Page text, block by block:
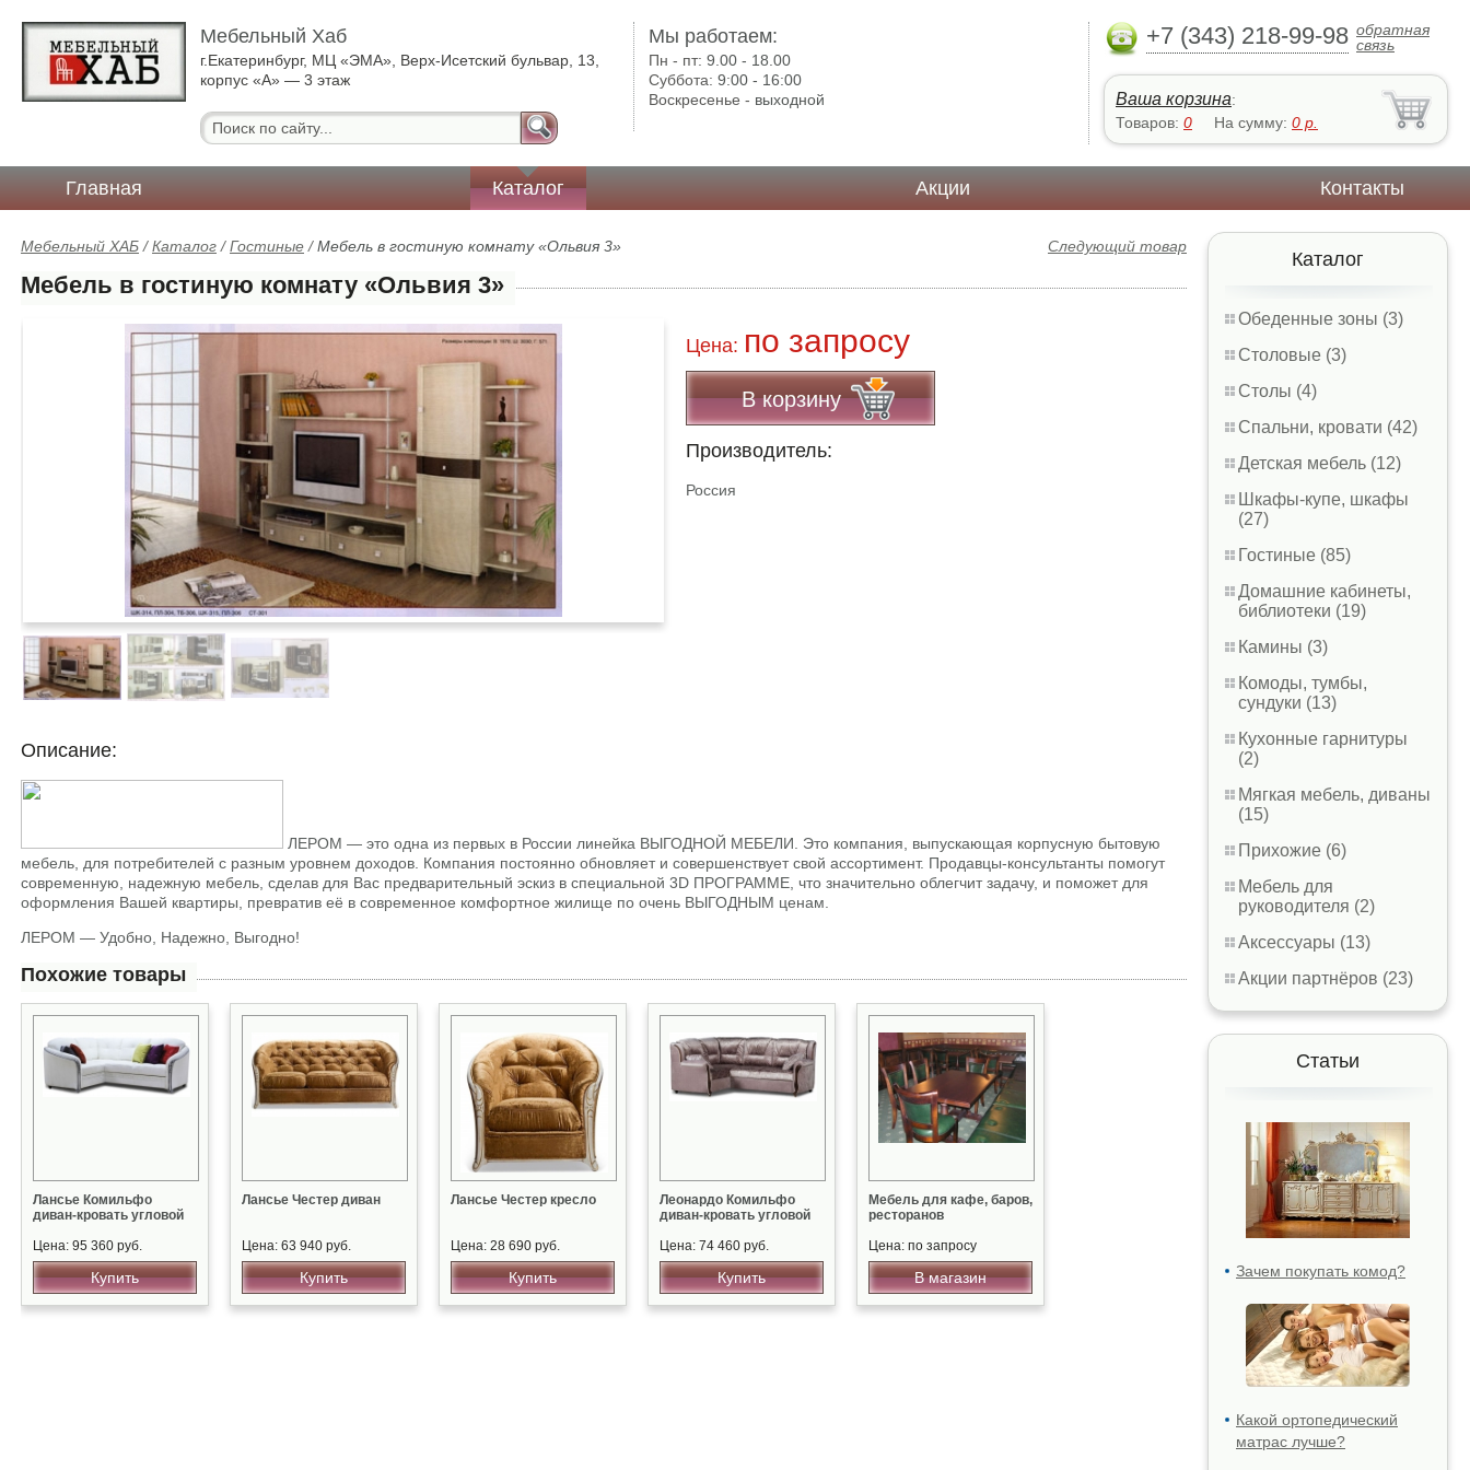
Мебельный Хаб
г.Екатеринбург, МЦ «ЭМА», Верх-Исетский бульвар, 13,
корпус «А» — 3 этаж
Мы работаем:
Пн - пт:9.00 - 18.00
Суббота:9:00 - 16:00
Воскресенье - выходной
+7 (343) 218-99-98 обратная
связь
Ваша корзина:
Товаров: 0 На сумму: 0 р.
Главная Каталог Акции Контакты
Каталог
Обеденные зоны (3)
Столовые (3)
Столы (4)
Спальни, кровати (42)
Детская мебель (12)
Шкафы-купе, шкафы
(27)
Гостиные (85)
Домашние кабинеты,
библиотеки (19)
Камины (3)
Комоды, тумбы,
сундуки (13)
Кухонные гарнитуры
(2)
Мягкая мебель, диваны
(15)
Прихожие (6)
Мебель для
руководителя (2)
Аксессуары (13)
Акции партнёров (23)
Статьи
Зачем покупать комод?
Какой ортопедический
матрас лучше?
Следующий товар
Мебельный ХАБ /Каталог /Гостиные /Мебель в гостиную комнату «Ольвия 3»
Мебель в гостиную комнату «Ольвия 3»
Цена: по запросу
В корзину
Производитель:
Россия
Описание:
ЛЕРОМ — это одна из первых в России линейка ВЫГОДНОЙ МЕБЕЛИ. Это компания, выпускающая корпусную бытовую
мебель, для потребителей с разным уровнем доходов. Компания постоянно обновляет и совершенствует свой ассортимент. Продавцы-консультанты помогут
современную, надежную мебель, сделав для Вас предварительный эскиз в специальной 3D ПРОГРАММЕ, что значительно облегчит задачу, и поможет для
оформления Вашей квартиры, превратив её в современное комфортное жилище по очень ВЫГОДНЫМ ценам.
ЛЕРОМ — Удобно, Надежно, Выгодно!
Похожие товары
Лансье Комильфо
диван-кровать угловой
Цена: 95 360 руб.
Купить
Лансье Честер диван
Цена: 63 940 руб.
Купить
Лансье Честер кресло
Цена: 28 690 руб.
Купить
Леонардо Комильфо
диван-кровать угловой
Цена: 74 460 руб.
Купить
Мебель для кафе, баров,
ресторанов
Цена: по запросу
В магазин